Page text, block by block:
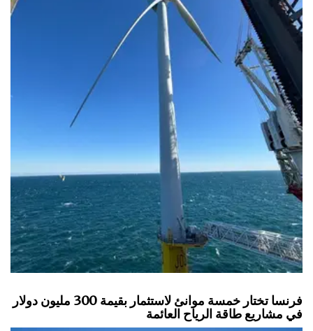
فرنسا تختار خمسة موانئ لاستثمار بقيمة 300 مليون دولار
في مشاريع طاقة الرياح العائمة